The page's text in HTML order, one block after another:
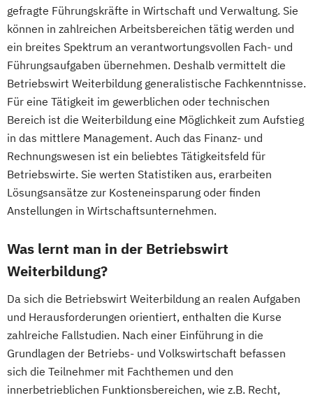
gefragte Führungskräfte in Wirtschaft und Verwaltung. Sie
können in zahlreichen Arbeitsbereichen tätig werden und
ein breites Spektrum an verantwortungsvollen Fach- und
Führungsaufgaben übernehmen. Deshalb vermittelt die
Betriebswirt Weiterbildung generalistische Fachkenntnisse.
Für eine Tätigkeit im gewerblichen oder technischen
Bereich ist die Weiterbildung eine Möglichkeit zum Aufstieg
in das mittlere Management. Auch das Finanz- und
Rechnungswesen ist ein beliebtes Tätigkeitsfeld für
Betriebswirte. Sie werten Statistiken aus, erarbeiten
Lösungsansätze zur Kosteneinsparung oder finden
Anstellungen in Wirtschaftsunternehmen.
Was lernt man in der Betriebswirt
Weiterbildung?
Da sich die Betriebswirt Weiterbildung an realen Aufgaben
und Herausforderungen orientiert, enthalten die Kurse
zahlreiche Fallstudien. Nach einer Einführung in die
Grundlagen der Betriebs- und Volkswirtschaft befassen
sich die Teilnehmer mit Fachthemen und den
innerbetrieblichen Funktionsbereichen, wie z.B. Recht,